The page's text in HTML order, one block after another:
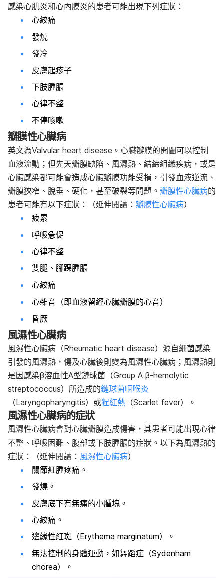
感染心肌炎和心內膜炎的患者可能出現下列症狀：
心絞痛
發燒
發冷
皮膚起疹子
下肢腫脹
心律不整
不停咳嗽
瓣膜性心臟病
英文為Valvular heart disease。心臟瓣膜的開闔可以控制
血液流動；但先天瓣膜缺陷、風濕熱、結締組織疾病，或是
心臟感染都可能會造成心臟瓣膜功能受損，引發血液逆流、
瓣膜狹窄、脫垂、硬化，甚至破裂等問題。 瓣膜性心臟病的
患者可能有以下症狀：（延伸閱讀： 瓣膜性心臟病）
疲累
呼吸急促
心律不整
雙腿、腳踝腫脹
心絞痛
心雜音（即血液留經心臟瓣膜的心音）
昏厥
風濕性心臟病
風濕性心臟病 （Rheumatic heart disease）源自細菌感染
引發的風濕熱，傷及心臟後則變為風濕性心臟病； 風濕熱則
是因感染β溶血性A型鏈球菌（Group A β-hemolytic
streptococcus）所造成的鏈球菌咽喉炎
（Laryngopharyngitis）或猩紅熱 （Scarlet fever）。
風濕性心臟病的症狀
風濕性心臟病會對心臟瓣膜造成傷害，其患者可能出現心律
不整、呼吸困難、腹部或下肢腫脹的症狀。以下為風濕熱的
症狀：（延伸閱讀： 風濕性心臟病）
關節紅腫疼痛。
發燒。
皮膚底下有無痛的小腫塊。
心絞痛。
邊緣性紅斑（Erythema marginatum）。
無法控制的身體運動，如舞蹈症（Sydenham
chorea）。